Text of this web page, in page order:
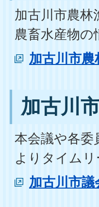
加古川市農
農畜水産物の
加古川市
加古川
本会議や各委
よりタイムリ
加古川市議